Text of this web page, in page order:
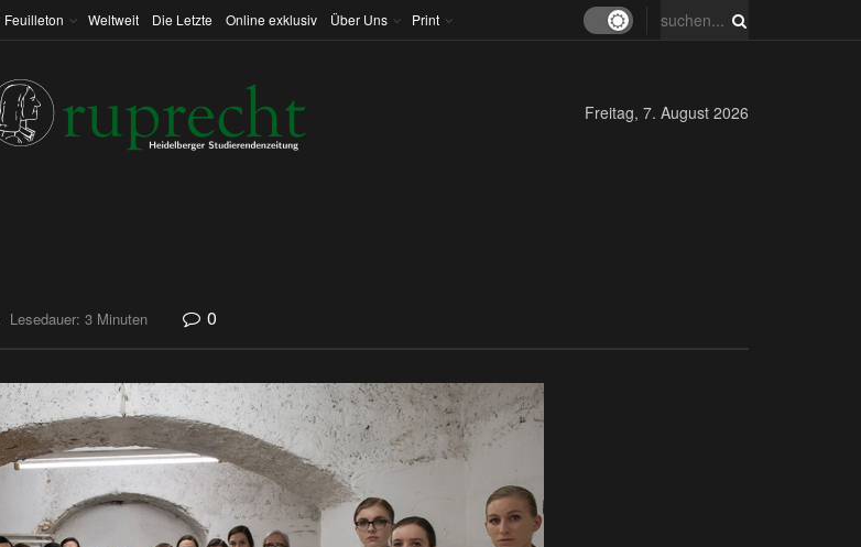
Feuilleton Weltweit Die Letzte Online exklusiv Über Uns Print
Freitag, 7. August 2026
Lesedauer: 3 Minuten 0